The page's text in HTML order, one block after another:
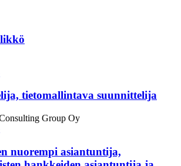
tietomallintava suunnittelija
Group Oy
nuorempi asiantuntija,